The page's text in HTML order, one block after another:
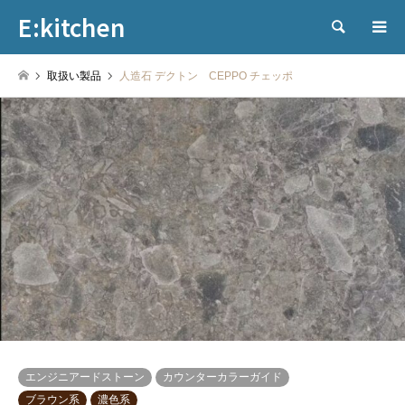
E:kitchen 検索
取扱い製品 人造石 デクトン CEPPO チェッポ
エンジニアードストーン
カウンターカラーガイド
ブラウン系
濃色系